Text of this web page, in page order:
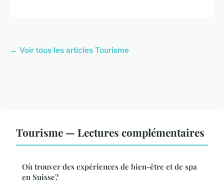
← Voir tous les articles Tourisme
Tourisme — Lectures complémentaires
Où trouver des expériences de bien-être et de spa
en Suisse?